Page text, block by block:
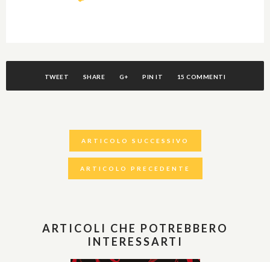
TWEET SHARE G+ PIN IT 15 COMMENTI
ARTICOLO SUCCESSIVO
ARTICOLO PRECEDENTE
ARTICOLI CHE POTREBBERO
INTERESSARTI